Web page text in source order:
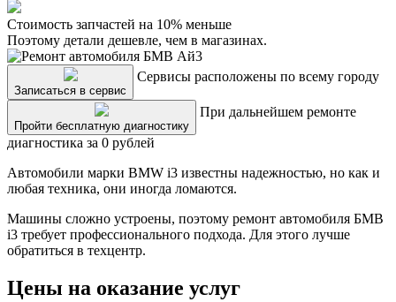
Стоимость запчастей на 10% меньше
Поэтому детали дешевле, чем в магазинах.
Записаться в сервис
Сервисы расположены по всему городу
Пройти бесплатную диагностику
При дальнейшем ремонте
диагностика за 0 рублей
Автомобили марки BMW i3 известны надежностью, но как и
любая техника, они иногда ломаются.
Машины сложно устроены, поэтому ремонт автомобиля БМВ
i3 требует профессионального подхода. Для этого лучше
обратиться в техцентр.
Цены на оказание услуг